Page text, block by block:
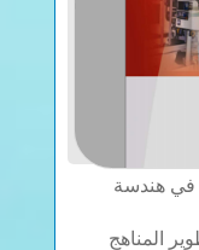
في هندسة
المناهج